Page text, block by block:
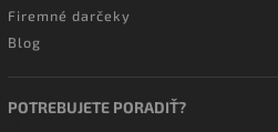
Firemné darčeky
Blog
POTREBUJETE PORADIŤ?